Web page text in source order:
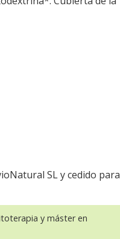
SL y cedido para
y máster en